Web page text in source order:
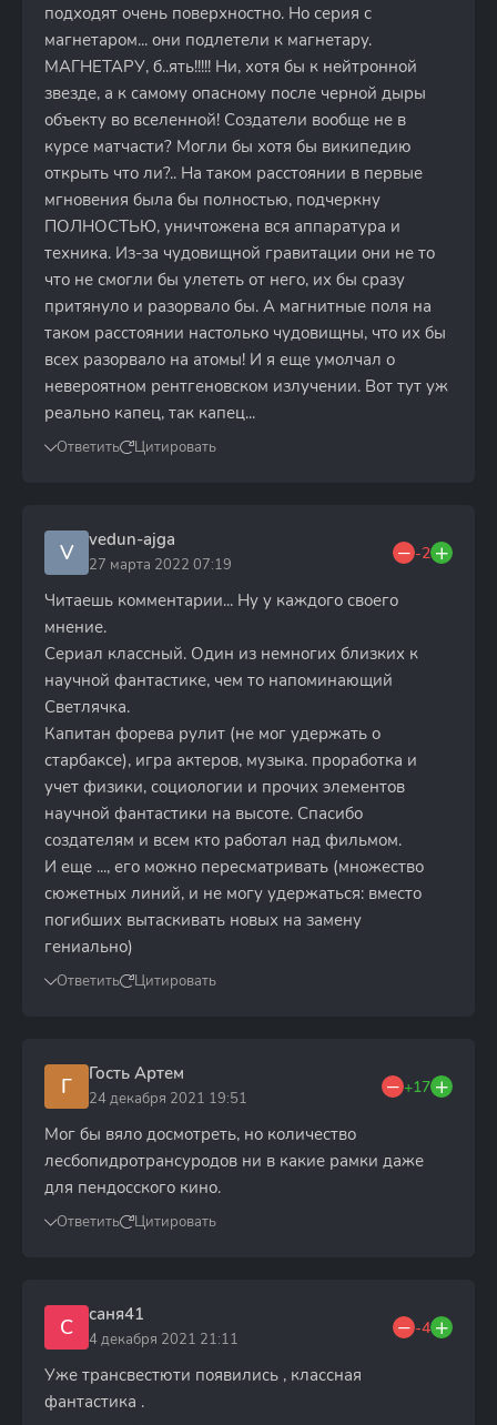
подходят очень поверхностно. Но серия с
магнетаром... они подлетели к магнетару.
МАГНЕТАРУ, б..ять!!!!! Ни, хотя бы к нейтронной
звезде, а к самому опасному после черной дыры
объекту во вселенной! Создатели вообще не в
курсе матчасти? Могли бы хотя бы википедию
открыть что ли?.. На таком расстоянии в первые
мгновения была бы полностью, подчеркну
ПОЛНОСТЬЮ, уничтожена вся аппаратура и
техника. Из-за чудовищной гравитации они не то
что не смогли бы улететь от него, их бы сразу
притянуло и разорвало бы. А магнитные поля на
таком расстоянии настолько чудовищны, что их бы
всех разорвало на атомы! И я еще умолчал о
невероятном рентгеновском излучении. Вот тут уж
реально капец, так капец...
Ответить Цитировать
V vedun-ajga
27 марта 2022 07:19
-2
Читаешь комментарии... Ну у каждого своего
мнение.
Сериал классный. Один из немногих близких к
научной фантастике, чем то напоминающий
Светлячка.
Капитан форева рулит (не мог удержать о
старбаксе), игра актеров, музыка. проработка и
учет физики, социологии и прочих элементов
научной фантастики на высоте. Спасибо
создателям и всем кто работал над фильмом.
И еще ..., его можно пересматривать (множество
сюжетных линий, и не могу удержаться: вместо
погибших вытаскивать новых на замену
гениально)
Ответить Цитировать
Г Гость Артем
24 декабря 2021 19:51
+17
Мог бы вяло досмотреть, но количество
лесбопидротрансуродов ни в какие рамки даже
для пендосского кино.
Ответить Цитировать
С саня41
4 декабря 2021 21:11
-4
Уже трансвестюти появились , классная
фантастика .